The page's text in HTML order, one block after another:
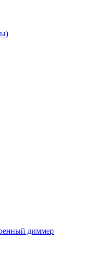
диммер